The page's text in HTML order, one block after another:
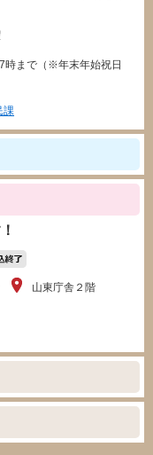
まで（※年末年始祝日
課
山東庁舎２階